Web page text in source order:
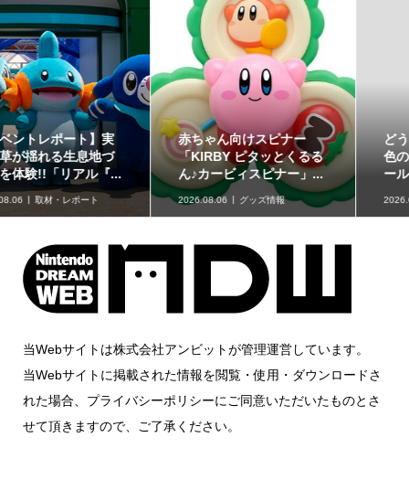
赤ちゃん向けスピナー
「KIRBY ピタッとくるる
ん♪カービィスピナー」...
2026.08.06 グッズ情報
どうぶつたちと楽しむ12
色のコスメ「ポンデクル
ール どうぶつの森 マル...
2026.08.06 グッズ情報
当Webサイトは株式会社アンビットが管理運営しています。
当Webサイトに掲載された情報を閲覧・使用・ダウンロードさ
れた場合、プライバシーポリシーにご同意いただいたものとさ
せて頂きますので、ご了承ください。